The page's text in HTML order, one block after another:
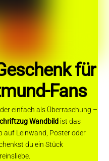
für
Fans
einfach als Überraschung –
Wandbild ist das
auf Leinwand, Poster oder
du ein Stück